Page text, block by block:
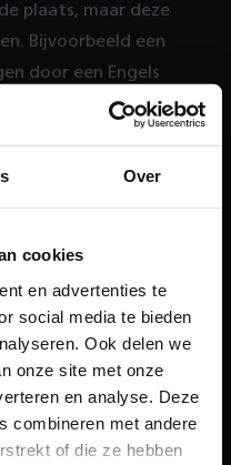
Over
cookies
en advertenties te
social media te bieden
Ook delen we
onze site met onze
en analyse. Deze
combineren met andere
of die ze hebben
plaats, maar deze
Bijvoorbeeld een
door een Engels
en een nieuw
nieuwbouw;
bestaan, alleen de
worden gewijzigd; LET
wordt op
meer functioneel,
Bijvoorbeeld een
NB er is een verzoek
toe te voegen